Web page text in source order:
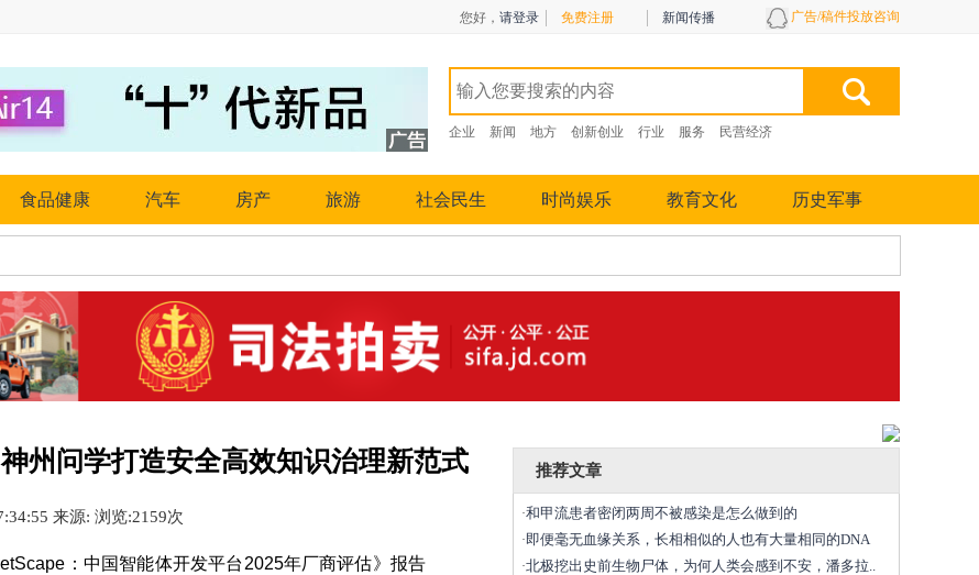
您好， 请登录 免费注册 新闻传播 广告/稿件投放咨询
企业 新闻 地方 创新创业 行业 服务 民营经济
食品健康 汽车 房产 旅游 社会民生 时尚娱乐 教育文化 历史军事
州问学打造安全高效知识治理新范式
来源: 浏览:2159次
：中国智能体开发平台2025年厂商评估》报告
推荐文章
·和甲流患者密闭两周不被感染是怎么做到的
·即便毫无血缘关系，长相相似的人也有大量相同的DNA
·北极挖出史前生物尸体，为何人类会感到不安，潘多拉..